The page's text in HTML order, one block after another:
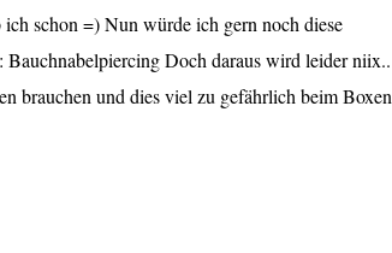
schon =) Nun würde ich gern noch diese
Bauchnabelpiercing Doch daraus wird leider niix..
brauchen und dies viel zu gefährlich beim Boxen